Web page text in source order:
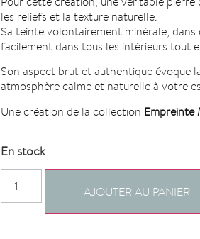
les reliefs et la texture naturelle.
Sa teinte volontairement minérale, dans
facilement dans tous les intérieurs tout
Son aspect brut et authentique évoque
atmosphère calme et naturelle à votre
Une création de la collection Empreinte
En stock
AJOUTER AU PANIER